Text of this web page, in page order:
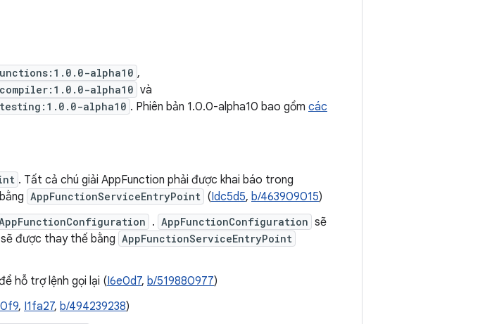
alpha10 ,
alpha10 và
alpha10 . Phiên bản 1.0.0-alpha10 bao gồm các
. Tất cả chú giải AppFunction phải được khai báo trong
AppFunctionServiceEntryPoint (Idc5d5, b/463909015)
. AppFunctionConfiguration sẽ
được thay thế bằng AppFunctionServiceEntryPoint
hỗ trợ lệnh gọi lại (I6e0d7, b/519880977)
, I1fa27, b/494239238)